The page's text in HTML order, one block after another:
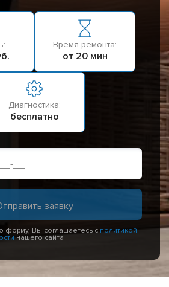
Время ремонта:
от 20 мин
Диагностика:
бесплатно
форму, Вы соглашаетесь с политикой
нашего сайта